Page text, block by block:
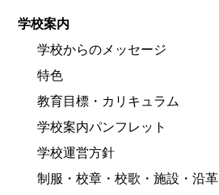
学校案内
学校からのメッセージ
特色
教育目標・カリキュラム
学校案内パンフレット
学校運営方針
制服・校章・校歌・施設・沿革